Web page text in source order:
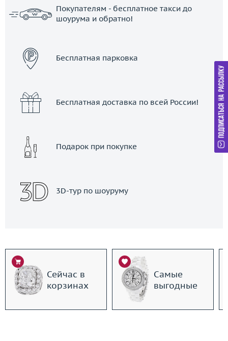
Покупателям - бесплатное такси до
шоурума и обратно!
Бесплатная парковка
Бесплатная доставка по всей России!
Подарок при покупке
3D-тур по шоуруму
Сейчас в
корзинах
Самые
выгодные